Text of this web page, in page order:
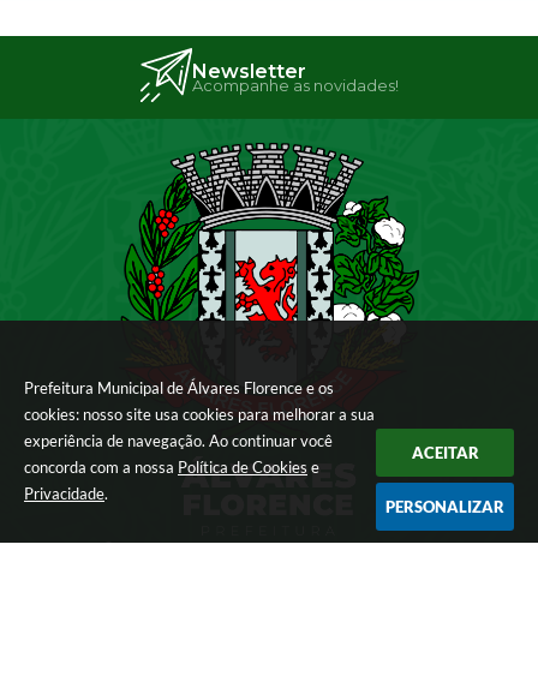
Prefeitura Municipal de Álvares Florence e os
cookies: nosso site usa cookies para melhorar a sua
experiência de navegação. Ao continuar você
concorda com a nossa Política de Cookies e
Privacidade.
ACEITAR
PERSONALIZAR
Newsletter
Acompanhe as novidades!